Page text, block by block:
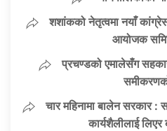
शशांकको नेतृत्वमा नयाँ
आयोजक
प्रचण्डको एमालेसँग
चार महिनामा बालेन सरकार :
कार्यशैलीलाई